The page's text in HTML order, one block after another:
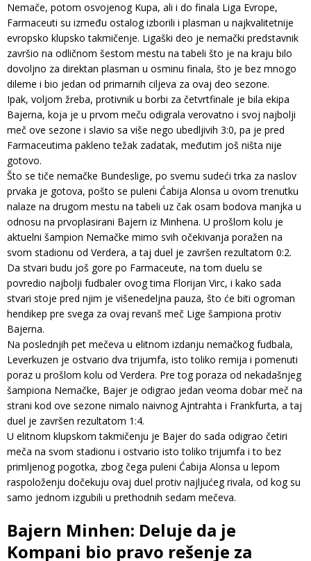
Nemače, potom osvojenog Kupa, ali i do finala Liga Evrope,
Farmaceuti su između ostalog izborili i plasman u najkvalitetnije
evropsko klupsko takmičenje. Ligaški deo je nemački predstavnik
završio na odličnom šestom mestu na tabeli što je na kraju bilo
dovoljno za direktan plasman u osminu finala, što je bez mnogo
dileme i bio jedan od primarnih ciljeva za ovaj deo sezone.
Ipak, voljom žreba, protivnik u borbi za četvrtfinale je bila ekipa
Bajerna, koja je u prvom meču odigrala verovatno i svoj najbolji
meč ove sezone i slavio sa više nego ubedljivih 3:0, pa je pred
Farmaceutima pakleno težak zadatak, međutim još ništa nije
gotovo.
Što se tiče nemačke Bundeslige, po svemu sudeći trka za naslov
prvaka je gotova, pošto se puleni Ćabija Alonsa u ovom trenutku
nalaze na drugom mestu na tabeli uz čak osam bodova manjka u
odnosu na prvoplasirani Bajern iz Minhena. U prošlom kolu je
aktuelni šampion Nemačke mimo svih očekivanja poražen na
svom stadionu od Verdera, a taj duel je završen rezultatom 0:2.
Da stvari budu još gore po Farmaceute, na tom duelu se
povredio najbolji fudbaler ovog tima Florijan Virc, i kako sada
stvari stoje pred njim je višenedeljna pauza, što će biti ogroman
hendikep pre svega za ovaj revanš meč Lige šampiona protiv
Bajerna.
Na poslednjih pet mečeva u elitnom izdanju nemačkog fudbala,
Leverkuzen je ostvario dva trijumfa, isto toliko remija i pomenuti
poraz u prošlom kolu od Verdera. Pre tog poraza od nekadašnjeg
šampiona Nemačke, Bajer je odigrao jedan veoma dobar meč na
strani kod ove sezone nimalo naivnog Ajntrahta i Frankfurta, a taj
duel je završen rezultatom 1:4.
U elitnom klupskom takmičenju je Bajer do sada odigrao četiri
meča na svom stadionu i ostvario isto toliko trijumfa i to bez
primljenog pogotka, zbog čega puleni Ćabija Alonsa u lepom
raspoloženju dočekuju ovaj duel protiv najljućeg rivala, od kog su
samo jednom izgubili u prethodnih sedam mečeva.
Bajern Minhen: Deluje da je
Kompani bio pravo rešenje za